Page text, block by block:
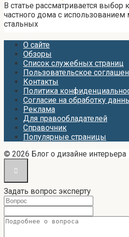
В статье рассматривается выбор
частного дома с использованием
стальных
О сайте
Обзоры
Список служебных страниц
Пользовательское
Контакты
Политика
Согласие на обработку
Реклама
Для правообладателей
Справочник
Популярные страницы
© 2026 Блог о дизайне интерьера
Задать вопрос эксперту